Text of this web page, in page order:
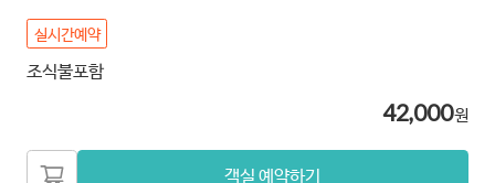
실시간예약
조식불포함
42,000원
객실 예약하기